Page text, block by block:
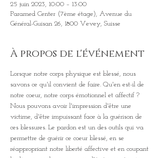
25 juin 2023, 10:00 – 13:00
Paramed Center (7ème étage), Avenue du
Général-Guisan 26, 1800 Vevey, Suisse
À propos de l'événement
Lorsque notre corps physique est blessé, nous
savons ce qu'il convient de faire. Qu'en est-il de
notre coeur, notre corps émotionnel et affectif ?
Nous pouvons avoir l'impression d'être une
victime, d'être impuissant face à la guérison de
ces blessures. Le pardon est un des outils qui va
permettre de guérir ce coeur blessé, en se
réappropriant notre liberté affective et en coupant